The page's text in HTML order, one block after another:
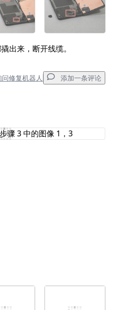
出来，断开线缆。
问修复机器人 添加一条评论